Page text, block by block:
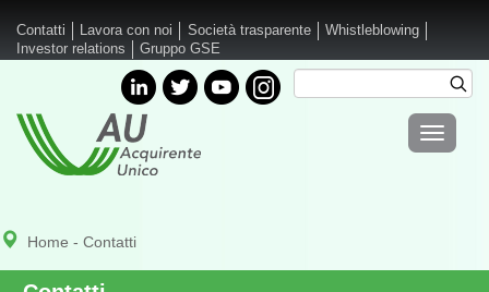
Contatti Lavora con noi Società trasparente
Whistleblowing
Investor relations
Gruppo GSE
Form di
Toggle
Home - Contatti